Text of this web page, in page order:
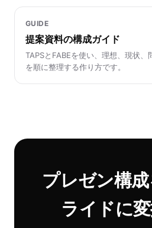
GUIDE
提案資料の構成ガイド
TAPSとFABEを使い、理想、現状
を順に整理する作り方です。
プレゼン構
ライドに